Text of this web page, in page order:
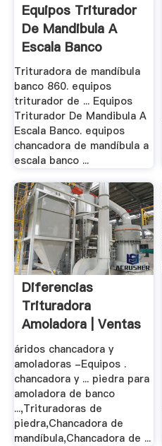
Equipos Triturador
De Mandibula A
Escala Banco
Trituradora de mandíbula
banco 860. equipos
triturador de ... Equipos
Triturador De Mandibula A
Escala Banco. equipos
chancadora de mandíbula a
escala banco ...
Diferencias
Trituradora
Amoladora | Ventas
De .
áridos chancadora y
amoladoras -Equipos .
chancadora y ... piedra para
amoladora de banco
...,Trituradoras de
piedra,Chancadora de
mandíbula,Chancadora de ...